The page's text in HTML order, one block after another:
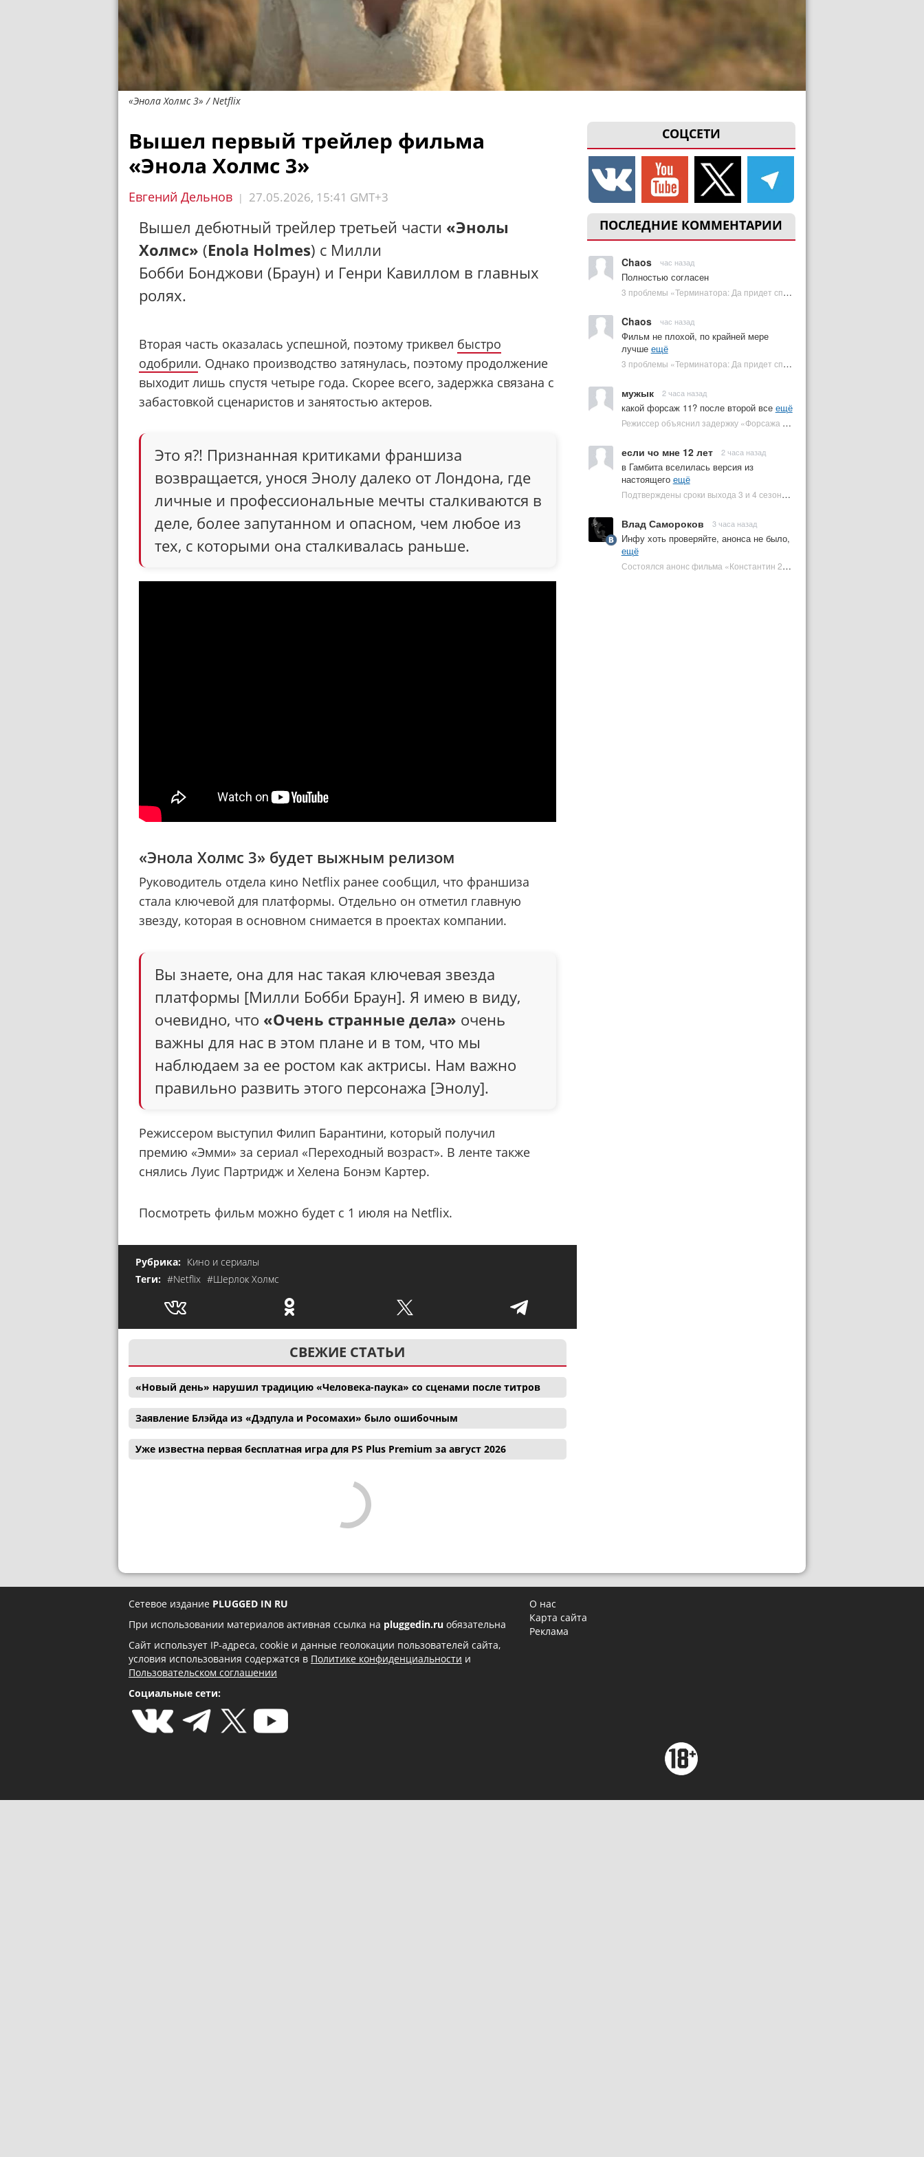
«Энола Холмс 3» / Netflix
СОЦСЕТИ
ПОСЛЕДНИЕ КОММЕНТАРИИ
Chaos час назад
Полностью согласен
3 проблемы «Терминатора: Да придет спаситель», которые испортили фильм | Plugged In Ru
Chaos час назад
Фильм не плохой, по крайней мере
лучше ещё
3 проблемы «Терминатора: Да придет спаситель», которые испортили фильм | Plugged In Ru
мужык 2 часа назад
какой форсаж 11? после второй все ещё
Режиссер объяснил задержку «Форсажа 11» | Plugged In Ru
если чо мне 12 лет 2 часа назад
в Гамбита вселилась версия из
настоящего ещё
Подтверждены сроки выхода 3 и 4 сезонов «Людей Икс '97» | Plugged In Ru
Влад Самороков 3 часа назад
Инфу хоть проверяйте, анонса не было,
ещё
Состоялся анонс фильма «Константин 2» с Киану Ривзом. Когда он выйдет? | Plugged In Ru
Вышел первый трейлер фильма
«Энола Холмс 3»
Евгений Дельнов | 27.05.2026, 15:41 GMT+3
Вышел дебютный трейлер третьей части «Энолы
Холмс» (Enola Holmes) с Милли
Бобби Бонджови (Браун) и Генри Кавиллом в главных
ролях.
Вторая часть оказалась успешной, поэтому триквел быстро
одобрили. Однако производство затянулась, поэтому продолжение
выходит лишь спустя четыре года. Скорее всего, задержка связана с
забастовкой сценаристов и занятостью актеров.
Это я?! Признанная критиками франшиза
возвращается, унося Энолу далеко от Лондона, где
личные и профессиональные мечты сталкиваются в
деле, более запутанном и опасном, чем любое из
тех, с которыми она сталкивалась раньше.
«Энола Холмс 3» будет выжным релизом
Руководитель отдела кино Netflix ранее сообщил, что франшиза
стала ключевой для платформы. Отдельно он отметил главную
звезду, которая в основном снимается в проектах компании.
Вы знаете, она для нас такая ключевая звезда
платформы [Милли Бобби Браун]. Я имею в виду,
очевидно, что «Очень странные дела» очень
важны для нас в этом плане и в том, что мы
наблюдаем за ее ростом как актрисы. Нам важно
правильно развить этого персонажа [Энолу].
Режиссером выступил Филип Барантини, который получил
премию «Эмми» за сериал «Переходный возраст». В ленте также
снялись Луис Партридж и Хелена Бонэм Картер.
Посмотреть фильм можно будет с 1 июля на Netflix.
Рубрика: Кино и сериалы
Теги: #Netflix #Шерлок Холмс
СВЕЖИЕ СТАТЬИ
«Новый день» нарушил традицию «Человека-паука» со сценами после титров
Заявление Блэйда из «Дэдпула и Росомахи» было ошибочным
Уже известна первая бесплатная игра для PS Plus Premium за август 2026
Сетевое издание PLUGGED IN RU
При использовании материалов активная ссылка на pluggedin.ru обязательна
Сайт использует IP-адреса, cookie и данные геолокации пользователей сайта,
условия использования содержатся в Политике конфиденциальности и
Пользовательском соглашении
Социальные сети:
О нас
Карта сайта
Реклама